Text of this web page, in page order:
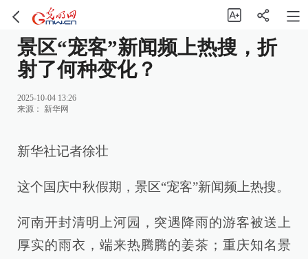
景区“宠客”新闻频上热搜，折
射了何种变化？
2025-10-04 13:26
来源： 新华网
新华社记者徐壮
这个国庆中秋假期，景区“宠客”新闻频上热搜。
河南开封清明上河园，突遇降雨的游客被送上
厚实的雨衣，端来热腾腾的姜茶；重庆知名景